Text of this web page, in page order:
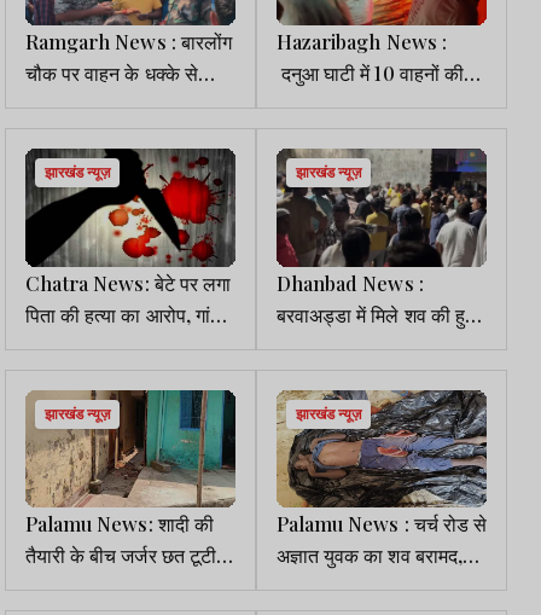
Ramgarh News : बारलोंग
चौक पर वाहन के धक्के से
युवक की मौत, विरोध में 4 घंटे
सड़क जाम
Hazaribagh News :
दनुआ घाटी में 10 वाहनों की
आपस में भिड़त, कई घायल
झारखंड न्यूज़
Chatra News: बेटे पर लगा
पिता की हत्या का आरोप, गांव में
दहशत
झारखंड न्यूज़
Dhanbad News :
बरवाअड्डा में मिले शव की हुई
पहचान, पंचायत समिति सदस्य
ने बेटे की हत्या की आशंका
जताई
झारखंड न्यूज़
Palamu News: शादी की
तैयारी के बीच जर्जर छत टूटी,
तीन लोग घायल
झारखंड न्यूज़
Palamu News : चर्च रोड से
अज्ञात युवक का शव बरामद,
जांच में जुटी पुलिस